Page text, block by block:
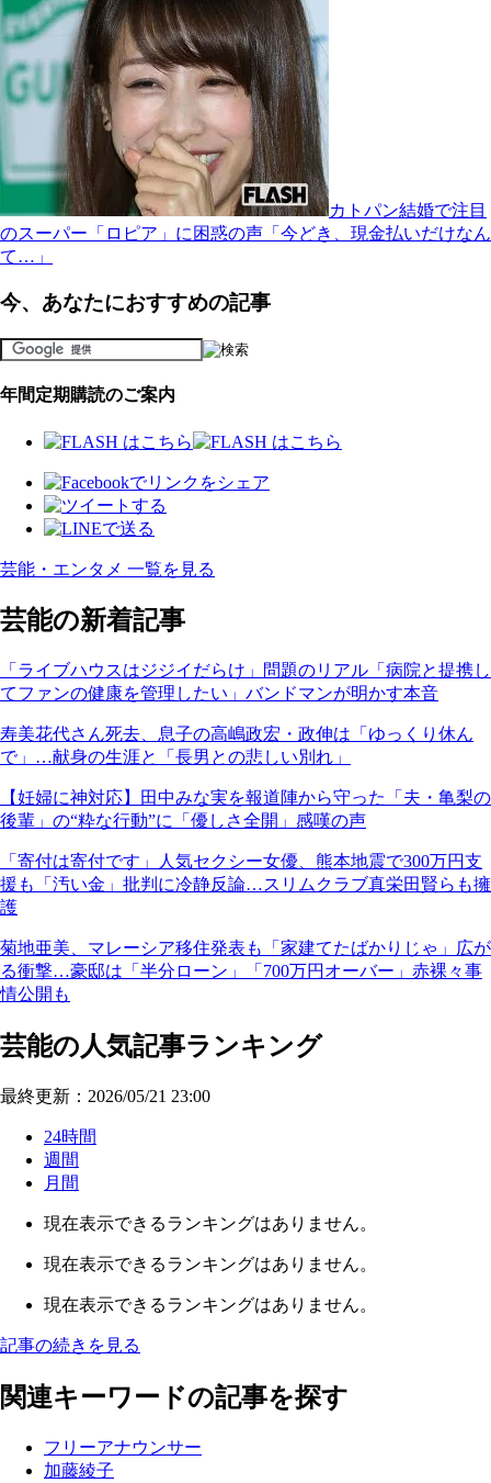
カトパン結婚で注目
のスーパー「ロピア」に困惑の声「今どき、現金払いだけなん
て…」
今、あなたにおすすめの記事
年間定期購読のご案内
芸能・エンタメ 一覧を見る
芸能の新着記事
「ライブハウスはジジイだらけ」問題のリアル「病院と提携し
てファンの健康を管理したい」バンドマンが明かす本音
寿美花代さん死去、息子の高嶋政宏・政伸は「ゆっくり休ん
で」…献身の生涯と「長男との悲しい別れ」
【妊婦に神対応】田中みな実を報道陣から守った「夫・亀梨の
後輩」の“粋な行動”に「優しさ全開」感嘆の声
「寄付は寄付です」人気セクシー女優、熊本地震で300万円支
援も「汚い金」批判に冷静反論…スリムクラブ真栄田賢らも擁
護
菊地亜美、マレーシア移住発表も「家建てたばかりじゃ」広が
る衝撃…豪邸は「半分ローン」「700万円オーバー」赤裸々事
情公開も
芸能の人気記事ランキング
最終更新：2026/05/21 23:00
24時間
週間
月間
現在表示できるランキングはありません。
現在表示できるランキングはありません。
現在表示できるランキングはありません。
記事の続きを見る
関連キーワードの記事を探す
フリーアナウンサー
加藤綾子